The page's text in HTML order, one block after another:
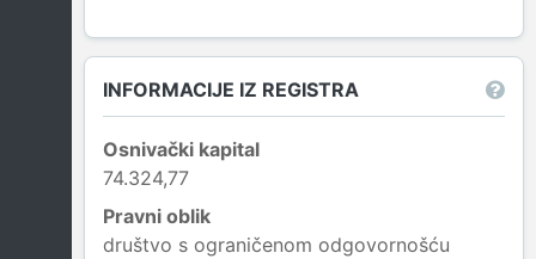
INFORMACIJE IZ REGISTRA
Osnivački kapital
74.324,77
Pravni oblik
društvo s ograničenom odgovornošću